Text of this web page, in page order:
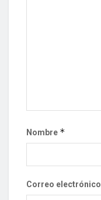
Nombre *
Correo electrónico